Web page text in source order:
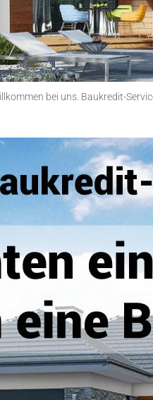
bei uns. Baukredit-